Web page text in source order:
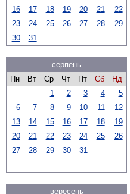
16
17 18 19 20 21
22
23
24 25 26 27 28
29
30
31
серпень
Пн
Вт Ср Чт Пт Сб
Нд
1
2 3 4
5
6
7 8 9 10 11
12
13
14 15 16 17 18
19
20
21 22 23 24 25
26
27
28 29 30 31
вересень